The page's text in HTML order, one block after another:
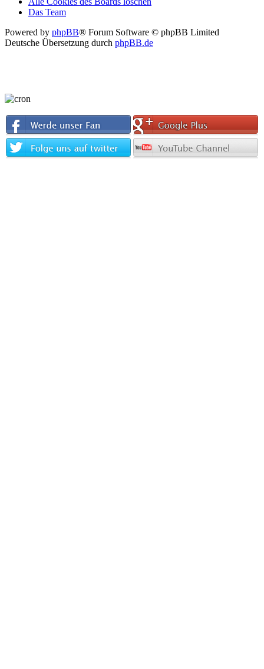
Das Team
Powered by phpBB® Forum Software © phpBB Limited
Deutsche Übersetzung durch phpBB.de